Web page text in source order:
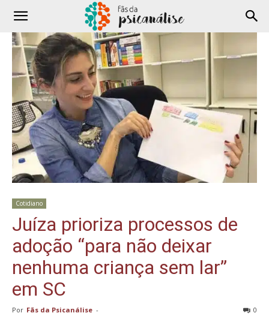
Cotidiano
Juíza prioriza processos de
adoção “para não deixar
nenhuma criança sem lar”
em SC
Por Fãs da Psicanálise - 0